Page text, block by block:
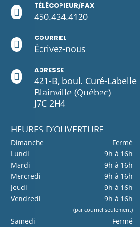

TÉLÉCOPIEUR/FAX
450.434.4120

COURRIEL
Écrivez-nous

ADRESSE
421-B, boul. Curé-Labelle
Blainville (Québec)
J7C 2H4
HEURES D’OUVERTURE
Dimanche
Fermé
Lundi
9h à 16h
Mardi
9h à 16h
Mercredi
9h à 16h
Jeudi
9h à 16h
Vendredi
9h à 16h
(par courriel seulement)
Samedi Fermé